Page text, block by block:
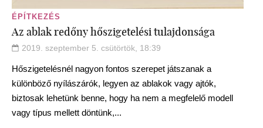
ÉPÍTKEZÉS
Az ablak redőny hőszigetelési tulajdonsága
2019. szeptember 5. csütörtök, 18:39
Hőszigetelésnél nagyon fontos szerepet játszanak a
különböző nyílászárók, legyen az ablakok vagy ajtók,
biztosak lehetünk benne, hogy ha nem a megfelelő modell
vagy típus mellett döntünk,...